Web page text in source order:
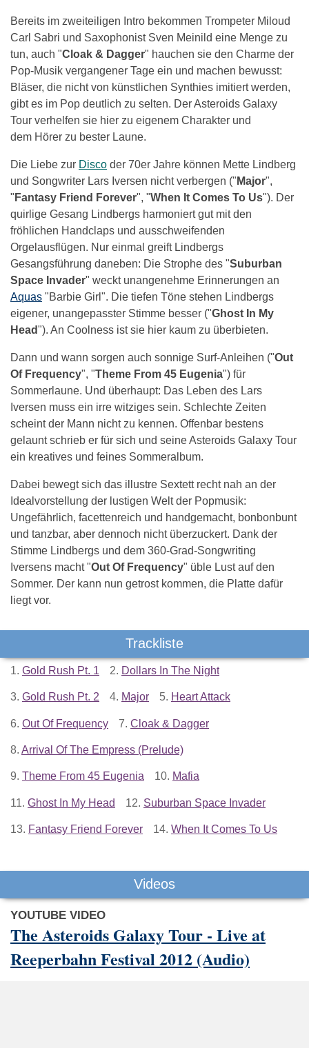
Bereits im zweiteiligen Intro bekommen Trompeter Miloud
Carl Sabri und Saxophonist Sven Meinild eine Menge zu
tun, auch "Cloak & Dagger" hauchen sie den Charme der
Pop-Musik vergangener Tage ein und machen bewusst:
Bläser, die nicht von künstlichen Synthies imitiert werden,
gibt es im Pop deutlich zu selten. Der Asteroids Galaxy
Tour verhelfen sie hier zu eigenem Charakter und
dem Hörer zu bester Laune.
Die Liebe zur Disco der 70er Jahre können Mette Lindberg
und Songwriter Lars Iversen nicht verbergen (" Major",
" Fantasy Friend Forever", "When It Comes To Us"). Der
quirlige Gesang Lindbergs harmoniert gut mit den
fröhlichen Handclaps und ausschweifenden
Orgelausflügen. Nur einmal greift Lindbergs
Gesangsführung daneben: Die Strophe des "Suburban
Space Invader" weckt unangenehme Erinnerungen an
Aquas "Barbie Girl". Die tiefen Töne stehen Lindbergs
eigener, unangepasster Stimme besser ("Ghost In My
Head"). An Coolness ist sie hier kaum zu überbieten.
Dann und wann sorgen auch sonnige Surf-Anleihen ("Out
Of Frequency", "Theme From 45 Eugenia") für
Sommerlaune. Und überhaupt: Das Leben des Lars
Iversen muss ein irre witziges sein. Schlechte Zeiten
scheint der Mann nicht zu kennen. Offenbar bestens
gelaunt schrieb er für sich und seine Asteroids Galaxy Tour
ein kreatives und feines Sommeralbum.
Dabei bewegt sich das illustre Sextett recht nah an der
Idealvorstellung der lustigen Welt der Popmusik:
Ungefährlich, facettenreich und handgemacht, bonbonbunt
und tanzbar, aber dennoch nicht überzuckert. Dank der
Stimme Lindbergs und dem 360-Grad-Songwriting
Iversens macht "Out Of Frequency" üble Lust auf den
Sommer. Der kann nun getrost kommen, die Platte dafür
liegt vor.
Trackliste
1. Gold Rush Pt. 1 2. Dollars In The Night
3. Gold Rush Pt. 2 4. Major 5. Heart Attack
6. Out Of Frequency 7. Cloak & Dagger
8. Arrival Of The Empress (Prelude)
9. Theme From 45 Eugenia 10. Mafia
11. Ghost In My Head 12. Suburban Space Invader
13. Fantasy Friend Forever 14. When It Comes To Us
Videos
YOUTUBE VIDEO
The Asteroids Galaxy Tour - Live at
Reeperbahn Festival 2012 (Audio)